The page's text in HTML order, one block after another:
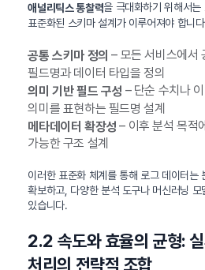
애널리틱스 통찰력을 극대화하기 위해서는
표준화된 스키마 설계가 이루어져야 합니
공통 스키마 정의 – 모든 서비스에서
필드명과 데이터 타입을 정의
의미 기반 필드 구성 – 단순 수치나
의미를 표현하는 필드명 설계
메타데이터 확장성 – 이후 분석 목적
가능한 구조 설계
이러한 표준화 체계를 통해 로그 데이터는
확보하고, 다양한 분석 도구나 머신러닝
있습니다.
2.2 속도와 효율의 균형:
처리의 전략적 조합